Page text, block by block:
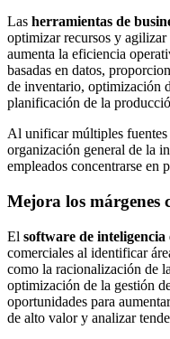
Las herramientas de
optimizar recursos y
aumenta la eficiencia
basadas en datos,
de inventario, optimización
planificación de la
Al unificar múltiples fuentes
organización general de la
empleados concentrarse en
Mejora los márgenes
El software de
comerciales al identificar
como la racionalización de
optimización de la gestión
oportunidades para
de alto valor y analizar